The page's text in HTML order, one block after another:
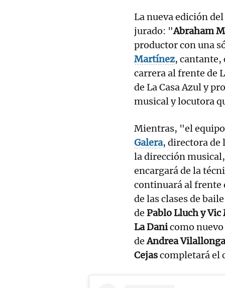
La nueva edición del
jurado: "Abraham
productor con una
Martínez, cantante,
carrera al frente de
de La Casa Azul y
musical y locutora
Mientras, "el
Galera, directora de
la dirección
encargará de la
continuará al frente
de las clases de
de Pablo Lluch y
La Danicomo
deAndrea Vilallonga
Cejascompletará el